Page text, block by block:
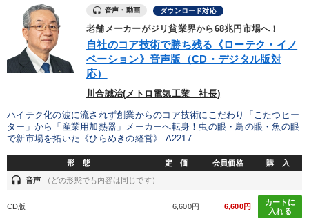
音声・動画 ダウンロード対応
老舗メーカーがジリ貧業界から68兆円市場へ！
自社のコア技術で勝ち残る《ローテク・イノ
ベーション》音声版（CD・デジタル版対
応）
川合誠治(メトロ電気工業 社長)
ハイテク化の波に流されず創業からのコア技術にこだわり「こたつヒー
ター」から「産業用加熱器」メーカーへ転身！虫の眼・鳥の眼・魚の眼
で新市場を拓いた《ひらめきの経営》 A2217...
形 態 定 価 会員価格 購 入
headset 音声 （どの形態でも内容は同じです）
CD版 6,600円 6,600円
カートに
入れる